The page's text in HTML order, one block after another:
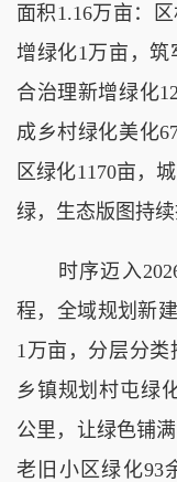
面积1.16万亩：
增绿化1万亩，
合治理新增绿化
成乡村绿化美化
区绿化1170亩，
绿，生态版图持续
时序迈入2026
程，全域规划新
1万亩，分层分
乡镇规划村屯绿
公里，让绿色铺
老旧小区绿化93